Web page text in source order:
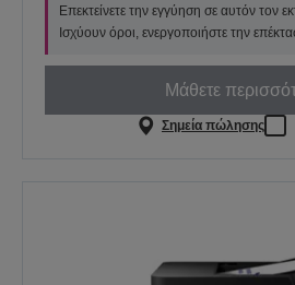
Επεκτείνετε την εγγύηση σε αυτόν τον
Ισχύουν όροι, ενεργοποιήστε την
Μάθετε
Σημεία πώλησης